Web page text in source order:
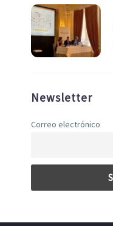
Newsletter
Correo electrónico